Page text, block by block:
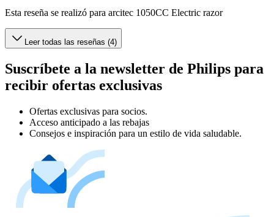
Esta reseña se realizó para arcitec 1050CC Electric razor
Leer todas las reseñas (4)
Suscríbete a la newsletter de Philips para
recibir ofertas exclusivas
Ofertas exclusivas para socios.
Acceso anticipado a las rebajas
Consejos e inspiración para un estilo de vida saludable.